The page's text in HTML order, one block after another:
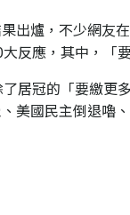
出爐，不少網友
反應，其中，「
居冠的「要繳更
美國民主倒退嚕